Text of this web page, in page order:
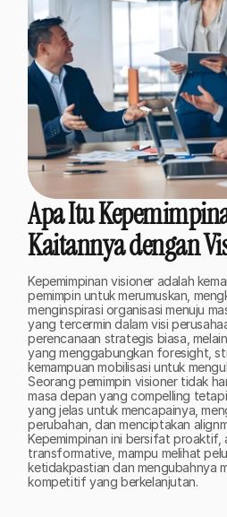
Apa Itu
Kaitannya dengan
Kepemimpinan visioner adalah
pemimpin untuk merumuskan,
menginspirasi organisasi menuju
yang tercermin dalam visi
perencanaan strategis biasa,
yang menggabungkan foresight,
kemampuan mobilisasi untuk
Seorang pemimpin visioner tidak
masa depan yang compelling
yang jelas untuk mencapainya,
perubahan, dan menciptakan
Kepemimpinan ini bersifat proaktif,
transformative, mampu melihat
ketidakpastian dan mengubahnya
kompetitif yang berkelanjutan.